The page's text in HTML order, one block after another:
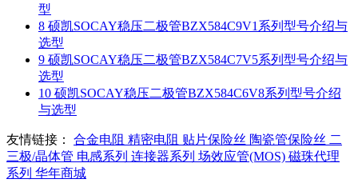
型
8 硕凯SOCAY稳压二极管BZX584C9V1系列型号介绍与
选型
9 硕凯SOCAY稳压二极管BZX584C7V5系列型号介绍与
选型
10 硕凯SOCAY稳压二极管BZX584C6V8系列型号介绍
与选型
友情链接： 合金电阻 精密电阻 贴片保险丝 陶瓷管保险丝 二
三极/晶体管 电感系列 连接器系列 场效应管(MOS) 磁珠代理
系列 华年商城